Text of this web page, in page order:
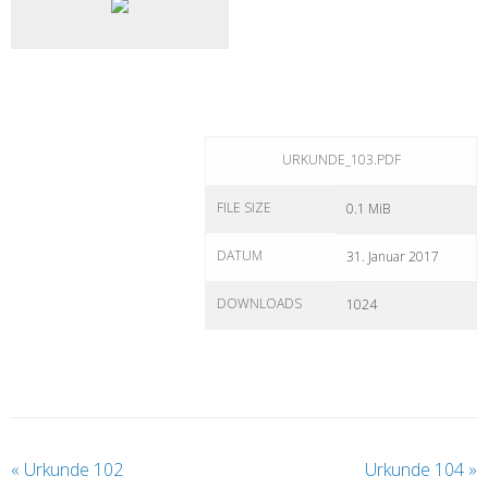
URKUNDE_103.PDF
FILE SIZE 0.1 MiB
DATUM 31. Januar 2017
DOWNLOADS 1024
« Urkunde 102 Urkunde 104 »